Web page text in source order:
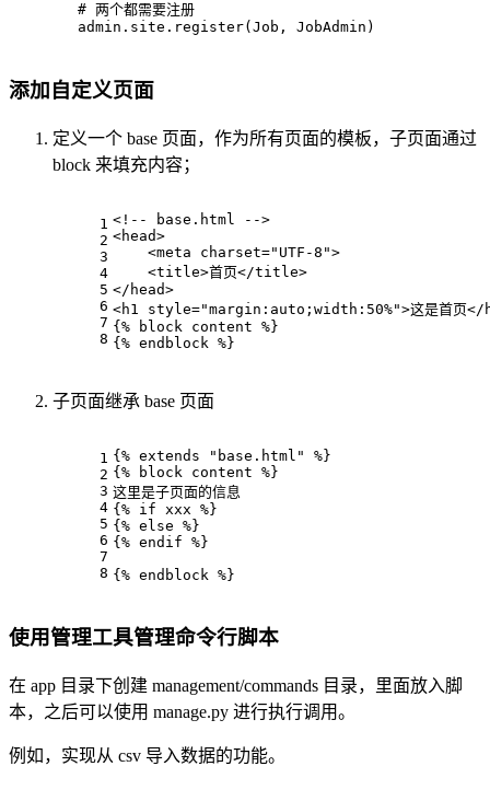
# 两个都需要注册
admin.site.register(Job, JobAdmin)
添加自定义页面
定义一个 base 页面，作为所有页面的模板，子页面通过
block 来填充内容；
1
2
3
4
5
6
7
8
<!-- base.html -->
<head>
    <meta charset="UTF-8">
    <title>首页</title>
</head>
<h1 style="margin:auto;width:50%">这是首页</
{% block content %}
{% endblock %}
子页面继承 base 页面
1
2
3
4
5
6
7
8
{% extends "base.html" %}
{% block content %}
这里是子页面的信息
{% if xxx %}
{% else %}
{% endif %}
{% endblock %}
使用管理工具管理命令行脚本
在 app 目录下创建 management/commands 目录，里面放入脚
本，之后可以使用 manage.py 进行执行调用。
例如，实现从 csv 导入数据的功能。